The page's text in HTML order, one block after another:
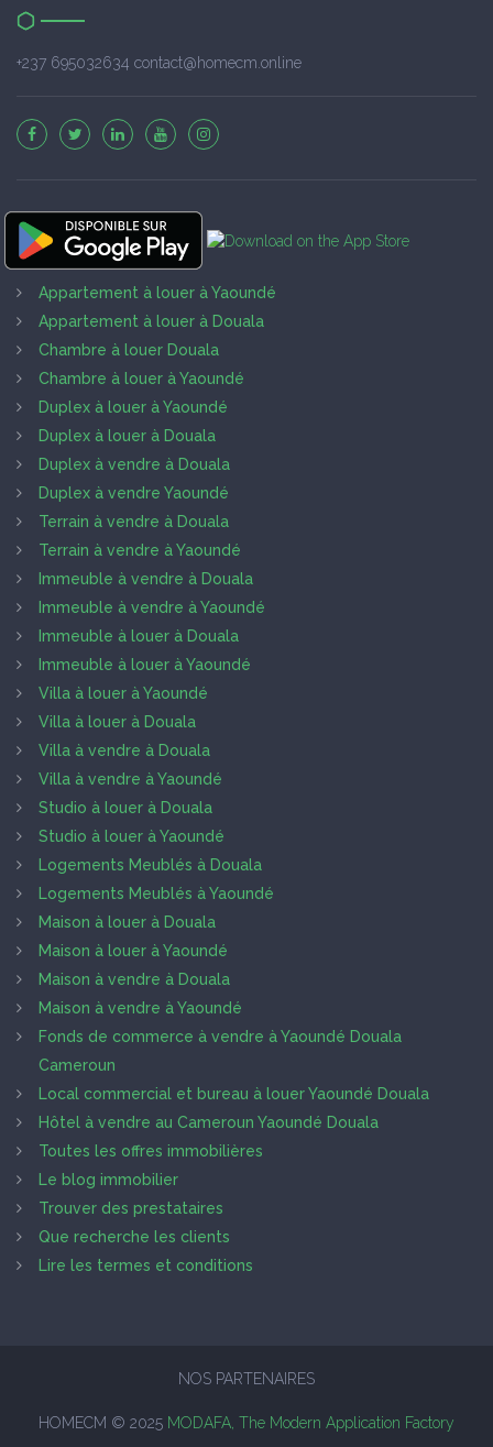
+237 695032634 contact@homecm.online
Appartement à louer à Yaoundé
Appartement à louer à Douala
Chambre à louer Douala
Chambre à louer à Yaoundé
Duplex à louer à Yaoundé
Duplex à louer à Douala
Duplex à vendre à Douala
Duplex à vendre Yaoundé
Terrain à vendre à Douala
Terrain à vendre à Yaoundé
Immeuble à vendre à Douala
Immeuble à vendre à Yaoundé
Immeuble à louer à Douala
Immeuble à louer à Yaoundé
Villa à louer à Yaoundé
Villa à louer à Douala
Villa à vendre à Douala
Villa à vendre à Yaoundé
Studio à louer à Douala
Studio à louer à Yaoundé
Logements Meublés à Douala
Logements Meublés à Yaoundé
Maison à louer à Douala
Maison à louer à Yaoundé
Maison à vendre à Douala
Maison à vendre à Yaoundé
Fonds de commerce à vendre à Yaoundé Douala
Cameroun
Local commercial et bureau à louer Yaoundé Douala
Hôtel à vendre au Cameroun Yaoundé Douala
Toutes les offres immobilières
Le blog immobilier
Trouver des prestataires
Que recherche les clients
Lire les termes et conditions
NOS PARTENAIRES
HOMECM © 2025 MODAFA, The Modern Application Factory